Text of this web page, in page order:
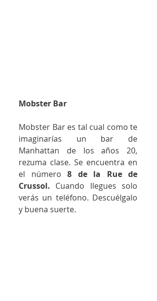
Mobster Bar
Mobster Bar es tal cual como te
imaginarías un bar de
Manhattan de los años 20,
rezuma clase. Se encuentra en
el número 8 de la Rue de
Crussol. Cuando llegues solo
verás un teléfono. Descuélgalo
y buena suerte.